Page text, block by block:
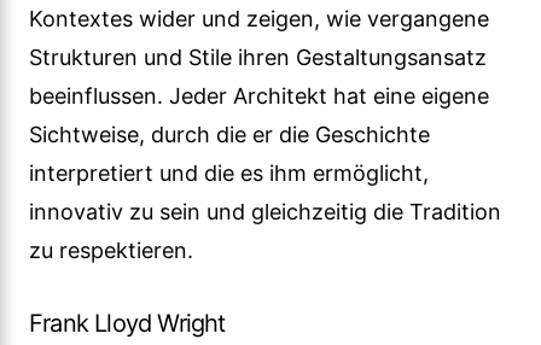
Kontextes wider und zeigen, wie vergangene
Strukturen und Stile ihren Gestaltungsansatz
beeinflussen. Jeder Architekt hat eine eigene
Sichtweise, durch die er die Geschichte
interpretiert und die es ihm ermöglicht,
innovativ zu sein und gleichzeitig die Tradition
zu respektieren.
Frank Lloyd Wright